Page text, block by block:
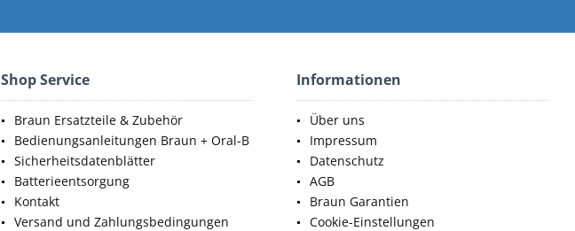
Shop Service
Braun Ersatzteile & Zubehör
Bedienungsanleitungen Braun + Oral-B
Sicherheitsdatenblätter
Batterieentsorgung
Kontakt
Versand und Zahlungsbedingungen
Informationen
Über uns
Impressum
Datenschutz
AGB
Braun Garantien
Cookie-Einstellungen